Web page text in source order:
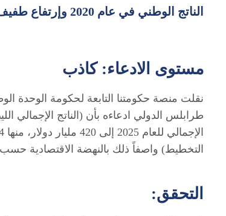
الناتج الوطني في عام 2020 وإرتفاع طفيف للعام 2025.
مستوى الادعاء: كاذب
نقلت منصة حكومتنا التابعة لحكومة الوحدة
التخطيط) واصفاً ذلك بالنهضة الاقتصادية حسب
التحقق: